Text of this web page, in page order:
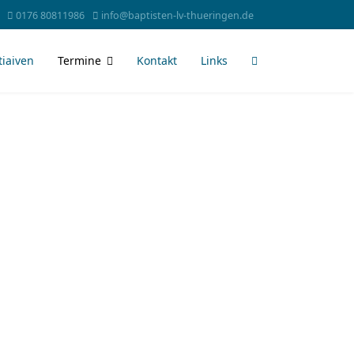
0176 80811986 info@baptisten-lv-thueringen.de
Termine Kontakt Links